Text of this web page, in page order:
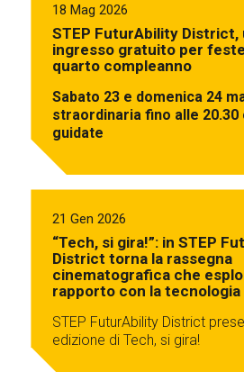
18 Mag 2026
STEP FuturAbility District,
ingresso gratuito per
quarto compleanno
Sabato 23 e domenica 24
straordinaria fino alle 20.30
guidate
21 Gen 2026
“Tech, si gira!”: in STEP
District torna la rassegna
cinematografica che
rapporto con la
STEP FuturAbility District
edizione di Tech, si gira!